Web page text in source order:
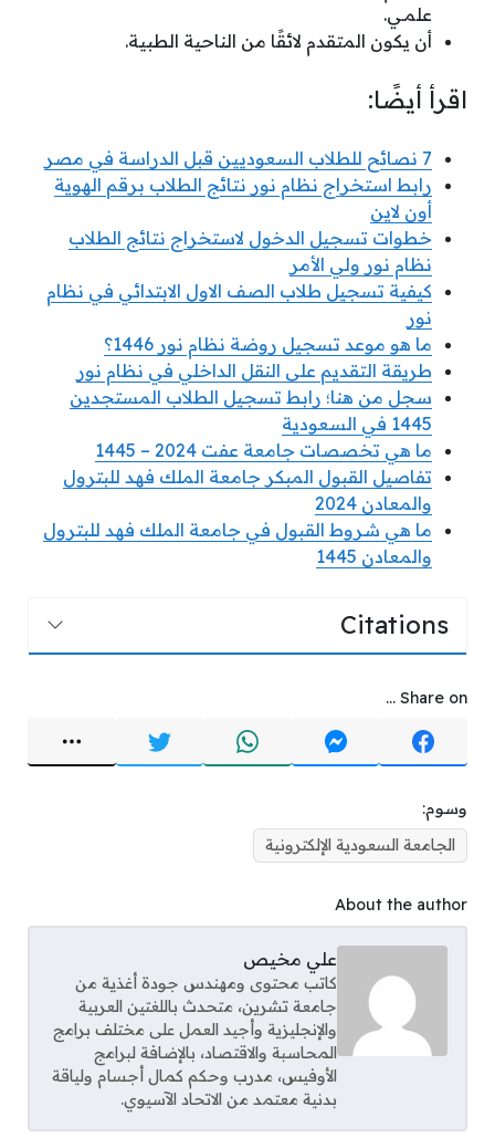
علمـي.
أن يكون المتقدم لائقًا من الناحية الطبية.
اقرأ أيضًا:
7 نصائح للطلاب السعوديين قبل الدراسة في مصر
رابط استخراج نظام نور نتائج الطلاب برقم الهوية
أون لاين
خطوات تسجيل الدخول لاستخراج نتائج الطلاب
نظام نور ولي الأمر
كيفية تسجيل طلاب الصف الاول الابتدائي في نظام
نور
ما هو موعد تسجيل روضة نظام نور 1446؟
طريقة التقديم على النقل الداخلي في نظام نور
سجل من هنا؛ رابط تسجيل الطلاب المستجدين
1445 في السعودية
ما هي تخصصات جامعة عفت 2024 – 1445
تفاصيل القبول المبكر جامعة الملك فهد للبترول
والمعادن 2024
ما هي شروط القبول في جامعة الملك فهد للبترول
والمعادن 1445
Citations
Share on ...
وسوم:
الجامعة السعودية الإلكترونية
About the author
علي مخيص
كاتب محتوى ومهندس جودة أغذية من
جامعة تشرين، متحدث باللغتين العربية
والإنجليزية وأجيد العمل على مختلف برامج
المحاسبة والاقتصاد، بالإضافة لبرامج
الأوفيس، مدرب وحكم كمال أجسام ولياقة
بدنية معتمد من الاتحاد الآسيوي.